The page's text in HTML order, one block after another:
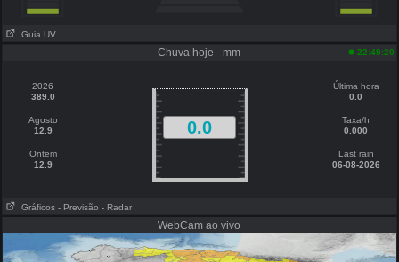
Guia UV
Chuva hoje - mm 22:49:20
2026
389.0
Agosto
12.9
Ontem
12.9
0.0
Última hora
0.0
Taxa/h
0.000
Last rain
06-08-2026
Gráficos - Previsão - Radar
WebCam ao vivo